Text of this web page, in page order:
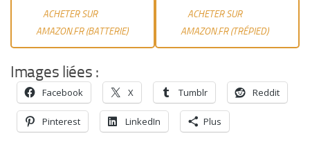
ACHETER SUR
AMAZON.FR (BATTERIE)
ACHETER SUR
AMAZON.FR (TRÉPIED)
Images liées :
Facebook X Tumblr Reddit
Pinterest LinkedIn Plus